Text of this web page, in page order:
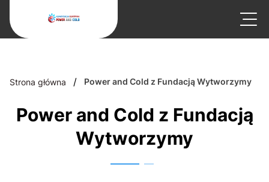
Strona główna / Power and Cold z Fundacją Wytworzymy
Power and Cold z Fundacją
Wytworzymy